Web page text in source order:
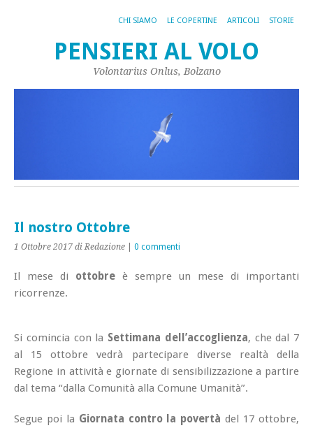
CHI SIAMO LE COPERTINE ARTICOLI STORIE
PENSIERI AL VOLO
Volontarius Onlus, Bolzano
Il nostro Ottobre
1 Ottobre 2017 di Redazione 0 commenti
Il mese di ottobre è sempre un mese di importanti
ricorrenze.
Si comincia con la Settimana dell’accoglienza, che dal 7
al 15 ottobre vedrà partecipare diverse realtà della
Regione in attività e giornate di sensibilizzazione a partire
dal tema “dalla Comunità alla Comune Umanità”.
Segue poi la Giornata contro la povertà del 17 ottobre,